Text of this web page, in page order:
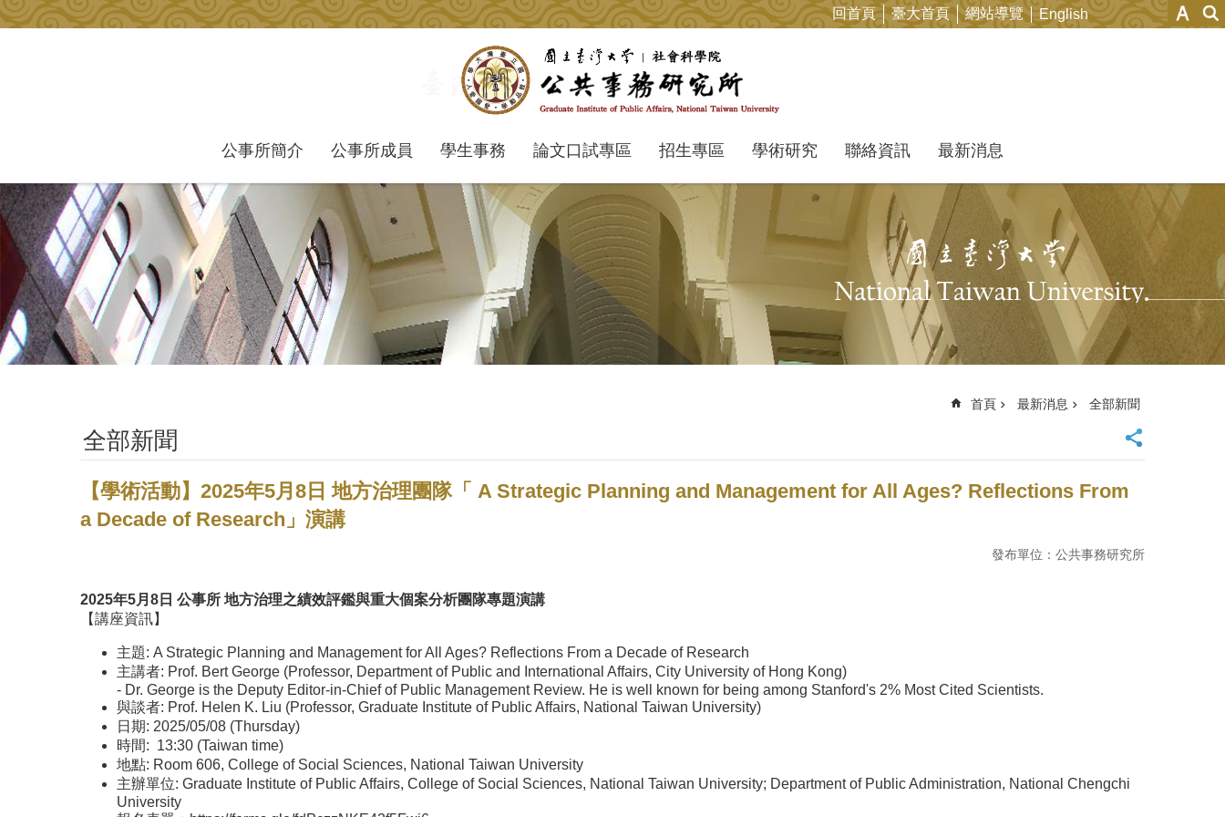
跳到主要內容區塊 回首頁 臺大首頁 網站導覽 English
公事所簡介 公事所成員 學生事務 論文口試專區 招生專區 學術研究 聯絡資訊 最新消息
首頁 最新消息 全部新聞
全部新聞
【學術活動】2025年5月8日 地方治理團隊「 A Strategic Planning and Management for All Ages? Reflections From
a Decade of Research」演講
發布單位：公共事務研究所
2025年5月8日 公事所 地方治理之績效評鑑與重大個案分析團隊專題演講
【講座資訊】
主題: A Strategic Planning and Management for All Ages? Reflections From a Decade of Research
主講者: Prof. Bert George (Professor, Department of Public and International Affairs, City University of Hong Kong)
- Dr. George is the Deputy Editor-in-Chief of Public Management Review. He is well known for being among Stanford's 2% Most Cited Scientists.
與談者: Prof. Helen K. Liu (Professor, Graduate Institute of Public Affairs, National Taiwan University)
日期: 2025/05/08 (Thursday)
時間: 13:30 (Taiwan time)
地點: Room 606, College of Social Sciences, National Taiwan University
主辦單位: Graduate Institute of Public Affairs, College of Social Sciences, National Taiwan University; Department of Public Administration, National Chengchi
University